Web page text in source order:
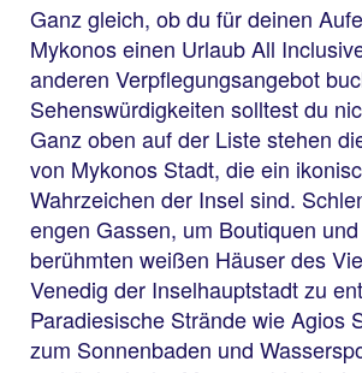
Ganz gleich, ob du für deinen
Mykonos einen Urlaub All
anderen Verpflegungsangebot
Sehenswürdigkeiten solltest du
Ganz oben auf der Liste stehen
von Mykonos Stadt, die ein
Wahrzeichen der Insel sind.
engen Gassen, um Boutiquen
berühmten weißen Häuser des
Venedig der Inselhauptstadt zu
Paradiesische Strände wie Agios
zum Sonnenbaden und